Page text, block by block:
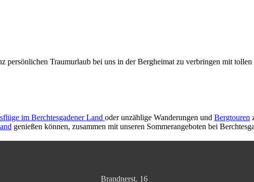
Traumurlaub bei uns in der Bergheimat zu verbringen mit tollen
im Berchtesgadener Land oder unzählige Wanderungen und Bergtouren
genießen können, zusammen mit unseren Sommerangeboten bei
Brandnerst. 16